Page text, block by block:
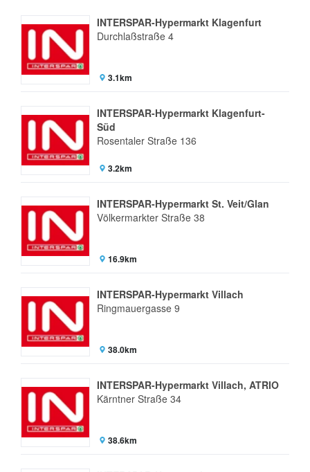
INTERSPAR-Hypermarkt Klagenfurt
Durchlaßstraße 4
3.1km
INTERSPAR-Hypermarkt Klagenfurt-
Süd
Rosentaler Straße 136
3.2km
INTERSPAR-Hypermarkt St. Veit/Glan
Völkermarkter Straße 38
16.9km
INTERSPAR-Hypermarkt Villach
Ringmauergasse 9
38.0km
INTERSPAR-Hypermarkt Villach, ATRIO
Kärntner Straße 34
38.6km